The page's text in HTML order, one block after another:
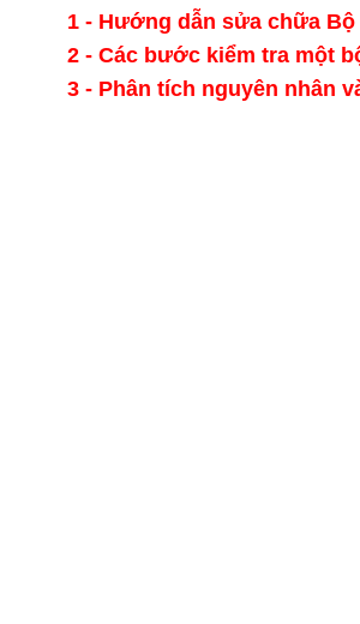
1 - Hướng dẫn sửa chữa Bộ
2 - Các bước kiểm tra một
3 - Phân tích nguyên nhân